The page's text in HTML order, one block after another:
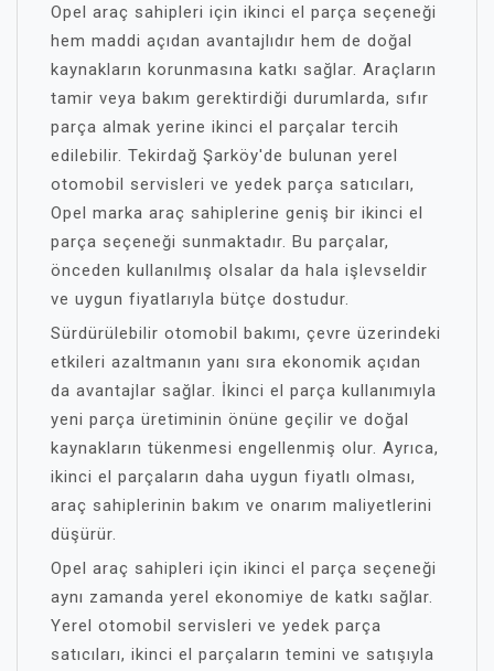
Opel araç sahipleri için ikinci el parça seçeneği
hem maddi açıdan avantajlıdır hem de doğal
kaynakların korunmasına katkı sağlar. Araçların
tamir veya bakım gerektirdiği durumlarda, sıfır
parça almak yerine ikinci el parçalar tercih
edilebilir. Tekirdağ Şarköy'de bulunan yerel
otomobil servisleri ve yedek parça satıcıları,
Opel marka araç sahiplerine geniş bir ikinci el
parça seçeneği sunmaktadır. Bu parçalar,
önceden kullanılmış olsalar da hala işlevseldir
ve uygun fiyatlarıyla bütçe dostudur.
Sürdürülebilir otomobil bakımı, çevre üzerindeki
etkileri azaltmanın yanı sıra ekonomik açıdan
da avantajlar sağlar. İkinci el parça kullanımıyla
yeni parça üretiminin önüne geçilir ve doğal
kaynakların tükenmesi engellenmiş olur. Ayrıca,
ikinci el parçaların daha uygun fiyatlı olması,
araç sahiplerinin bakım ve onarım maliyetlerini
düşürür.
Opel araç sahipleri için ikinci el parça seçeneği
aynı zamanda yerel ekonomiye de katkı sağlar.
Yerel otomobil servisleri ve yedek parça
satıcıları, ikinci el parçaların temini ve satışıyla